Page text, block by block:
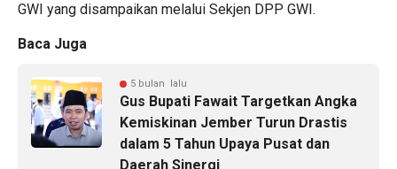
GWI yang disampaikan melalui Sekjen DPP GWI.
Baca Juga
5 bulan lalu
Gus Bupati Fawait Targetkan Angka
Kemiskinan Jember Turun Drastis
dalam 5 Tahun Upaya Pusat dan
Daerah Sinergi